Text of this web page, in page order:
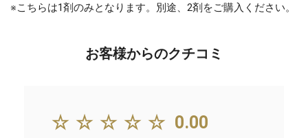
※こちらは1剤のみとなります。別途、2剤をご購入ください。
お客様からのクチコミ
☆☆☆☆☆ 0.00